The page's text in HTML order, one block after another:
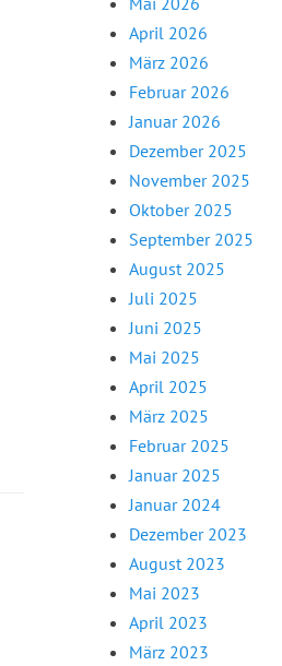
April 2026
März 2026
Februar 2026
Januar 2026
Dezember 2025
November 2025
Oktober 2025
September 2025
August 2025
Juli 2025
Juni 2025
Mai 2025
April 2025
März 2025
Februar 2025
Januar 2025
Januar 2024
Dezember 2023
August 2023
Mai 2023
April 2023
März 2023